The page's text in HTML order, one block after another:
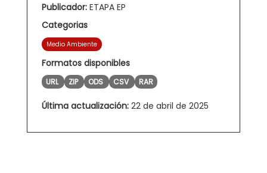
Publicador: ETAPA EP
Categorias
Medio Ambiente
Formatos disponibles
URL ZIP ODS CSV RAR
Última actualización: 22 de abril de 2025